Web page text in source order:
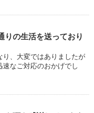
りの生活を送っており
り、大変ではありましたが
なご対応のおかげでし